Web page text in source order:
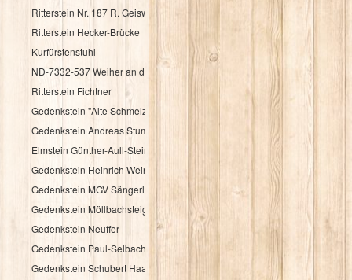
Ritterstein Nr. 187 R. Geiswieserhof
Ritterstein Hecker-Brücke
Kurfürstenstuhl
ND-7332-537 Weiher an der Speyerbachquelle
Ritterstein Fichtner
Gedenkstein "Alte Schmelz"
Gedenkstein Andreas Stumpf
Elmstein Günther-Aull-Stein
Gedenkstein Heinrich Weintz
Gedenkstein MGV Sängerlust Elmstein
Gedenkstein Möllbachsteige
Gedenkstein Neuffer
Gedenkstein Paul-Selbach-Ruh
Gedenkstein Schubert Haag